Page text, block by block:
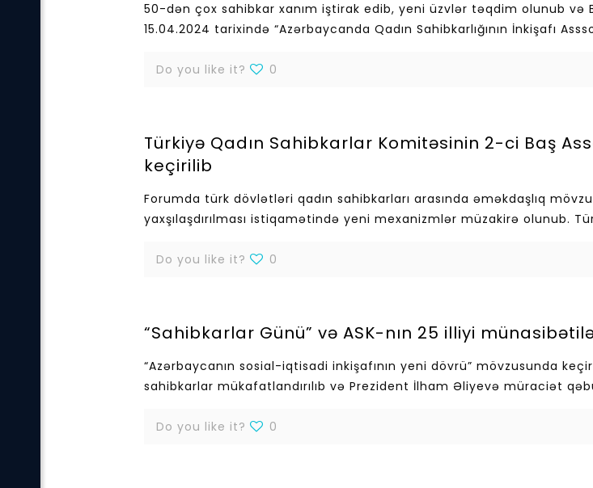
50-dən çox sahibkar xanım iştirak edib, yeni üzvlər təqdim olunub
15.04.2024 tarixində “Azərbaycanda Qadın Sahibkarlığının İnkişafı
Do you like it? 0
Türkiyə Qadın Sahibkarlar Komitəsinin 2-ci Baş
keçirilib
Forumda türk dövlətləri qadın sahibkarları arasında əməkdaşlıq
yaxşılaşdırılması istiqamətində yeni mexanizmlər müzakirə olunub.
Do you like it? 0
“Sahibkarlar Günü” və ASK-nın 25 illiyi
“Azərbaycanın sosial-iqtisadi inkişafının yeni dövrü” mövzusunda
sahibkarlar mükafatlandırılıb və Prezident İlham Əliyevə müraciət
Do you like it? 0